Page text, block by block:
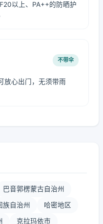
以上、PA++的防晒护
不带伞
放心出门，无须带雨
巴音郭楞蒙古自治州
族自治州 哈密地区
克拉玛依市